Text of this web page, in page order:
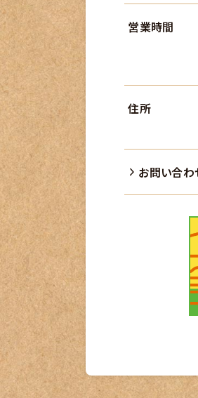
営業時間
住所
お問い合わ